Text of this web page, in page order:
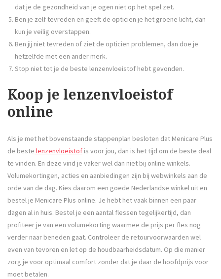
dat je de gezondheid van je ogen niet op het spel zet.
Ben je zelf tevreden en geeft de opticien je het groene licht, dan
kun je veilig overstappen.
Ben jij niet tevreden of ziet de opticien problemen, dan doe je
hetzelfde met een ander merk.
Stop niet tot je de beste lenzenvloeistof hebt gevonden.
Koop je lenzenvloeistof
online
Als je met het bovenstaande stappenplan besloten dat Menicare Plus
de beste lenzenvloeistof is voor jou, dan is het tijd om de beste deal
te vinden. En deze vind je vaker wel dan niet bij online winkels.
Volumekortingen, acties en aanbiedingen zijn bij webwinkels aan de
orde van de dag. Kies daarom een goede Nederlandse winkel uit en
bestel je Menicare Plus online. Je hebt het vaak binnen een paar
dagen al in huis. Bestel je een aantal flessen tegelijkertijd, dan
profiteer je van een volumekorting waarmee de prijs per fles nog
verder naar beneden gaat. Controleer de retourvoorwaarden wel
even van tevoren en let op de houdbaarheidsdatum. Op die manier
zorg je voor optimaal comfort zonder dat je daar de hoofdprijs voor
moet betalen.